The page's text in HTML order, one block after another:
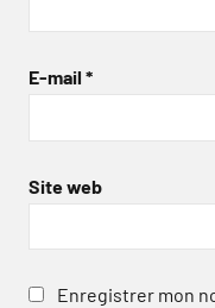
E-mail *
Site web
Enregistrer mon